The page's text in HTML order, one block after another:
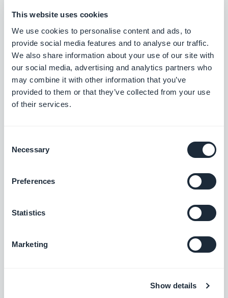
This website uses cookies
We use cookies to personalise content and ads, to
provide social media features and to analyse our traffic.
We also share information about your use of our site with
our social media, advertising and analytics partners who
may combine it with other information that you’ve
provided to them or that they’ve collected from your use
of their services.
Selection
Necessary
Preferences
Statistics
Marketing
Show details
eksisterende bestilling med ett klikk
$5/måned
Facebook-butikker
Selg produktene dine direkte i Facebook-
butikker